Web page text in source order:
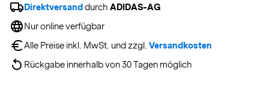
Direktversand durch ADIDAS-AG
Nur online verfügbar
Alle Preise inkl. MwSt. und zzgl. Versandkosten
Rückgabe innerhalb von 30 Tagen möglich